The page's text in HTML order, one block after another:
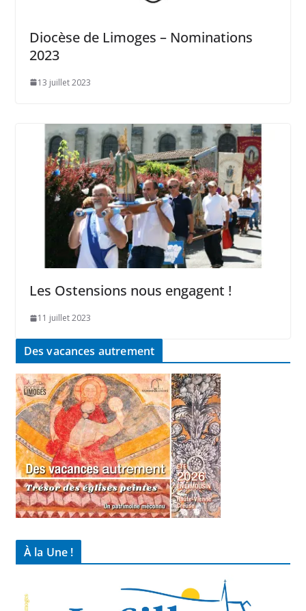
Diocèse de Limoges – Nominations
2023
13 juillet 2023
Les Ostensions nous engagent !
11 juillet 2023
Des vacances autrement
À la Une !